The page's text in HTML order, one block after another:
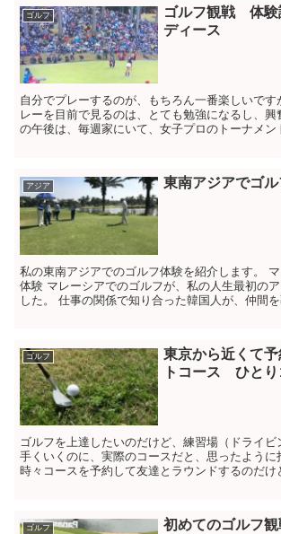
ゴルフ
ゴルフ観戦 体
ディース
自分でプレーするのが、もちろん一番楽しいで
レーを目前で見るのは、とても勉強になるし、興
の午後は、毎週家にいて、女子プロのトーナメン
アジア 東南アジアでゴ
私の東南アジアでのゴルフ体験を紹介します。
体験 マレーシアでのゴルフが、私の人生最初の
した。 仕事の関係で知り合った韓国人が、仲間を
ゴルフ
東京から近くて
トコース ひとり
ゴルフを上達したいのだけど、練習場（ドライ
手くいくのに、実際のコースだと、思ったように
時々コースを予約して友達とラウンドするのだけ
ゴルフ
初めてのゴルフ